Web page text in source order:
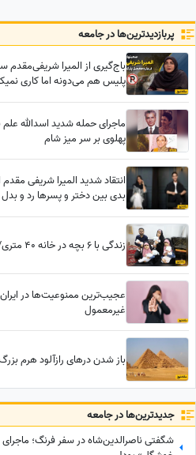
پربازدید‌ترین‌ها در جامعه
باج‌گیری از المیرا
پلیس هم می‌دونه اما کاری
ماجرای حمله شدید اسدالله
پهلوی بر سر میز شام
انتقاد شدید المیرا شریفی
بدی بین دختر و پسرها رد و
زندگی با 6 بچه در خانه 40 متری/ جواب سونوگرافی شگفت زده مان کرد
عجیب‌ترین ممنوعیت‌ها در
غیرمعمول
باز شدن درهای رازآلود هرم
جدید‌ترین‌ها در جامعه
شگفتی ناصرالدین‌شاه در سفر فرنگ؛